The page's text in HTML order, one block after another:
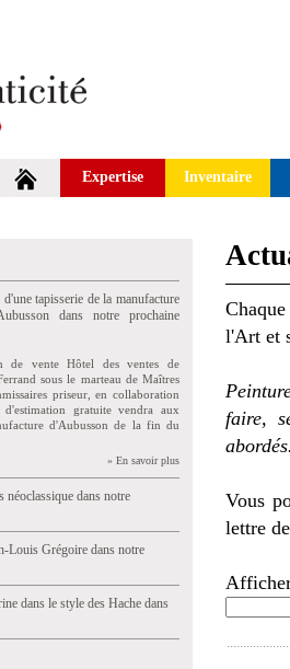
Expertise Inventaire
tapisserie de la manufacture
dans notre prochaine
de vente Hôtel des ventes de
sous le marteau de Maîtres
priseur, en collaboration
gratuite vendra aux
d'Aubusson de la fin du
» En savoir plus
dans notre
Louis Grégoire dans notre
dans le style des Hache dans
l'Art et
faire,
Vous
lettre